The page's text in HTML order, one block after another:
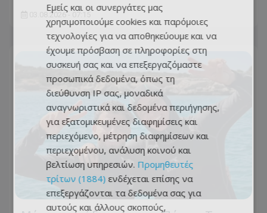
03.08.2026 - 07:15
Εμείς και οι συνεργάτες μας
χρησιμοποιούμε cookies και παρόμοιες
τεχνολογίες για να αποθηκεύουμε και να
έχουμε πρόσβαση σε πληροφορίες στη
συσκευή σας και να επεξεργαζόμαστε
προσωπικά δεδομένα, όπως τη
διεύθυνση IP σας, μοναδικά
αναγνωριστικά και δεδομένα περιήγησης,
για εξατομικευμένες διαφημίσεις και
περιεχόμενο, μέτρηση διαφημίσεων και
περιεχομένου, ανάλυση κοινού και
βελτίωση υπηρεσιών. Προμηθευτές
τρίτων (1884) ενδέχεται επίσης να
επεξεργάζονται τα δεδομένα σας για
αυτούς και άλλους σκοπούς,